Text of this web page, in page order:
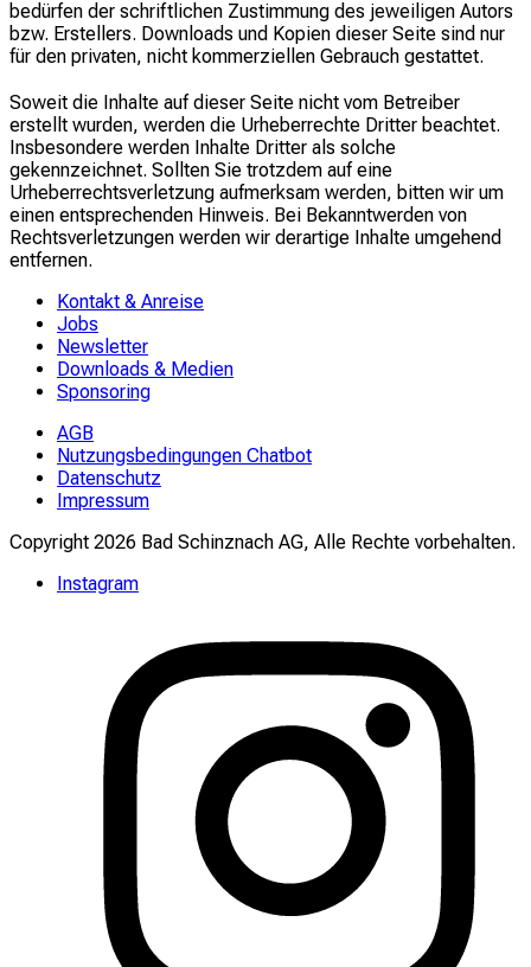
bedürfen der schriftlichen Zustimmung des jeweiligen Autors
bzw. Erstellers. Downloads und Kopien dieser Seite sind nur
für den privaten, nicht kommerziellen Gebrauch gestattet.
Soweit die Inhalte auf dieser Seite nicht vom Betreiber
erstellt wurden, werden die Urheberrechte Dritter beachtet.
Insbesondere werden Inhalte Dritter als solche
gekennzeichnet. Sollten Sie trotzdem auf eine
Urheberrechtsverletzung aufmerksam werden, bitten wir um
einen entsprechenden Hinweis. Bei Bekanntwerden von
Rechtsverletzungen werden wir derartige Inhalte umgehend
entfernen.
Kontakt & Anreise
Jobs
Newsletter
Downloads & Medien
Sponsoring
AGB
Nutzungsbedingungen Chatbot
Datenschutz
Impressum
Copyright 2026 Bad Schinznach AG, Alle Rechte vorbehalten.
Instagram